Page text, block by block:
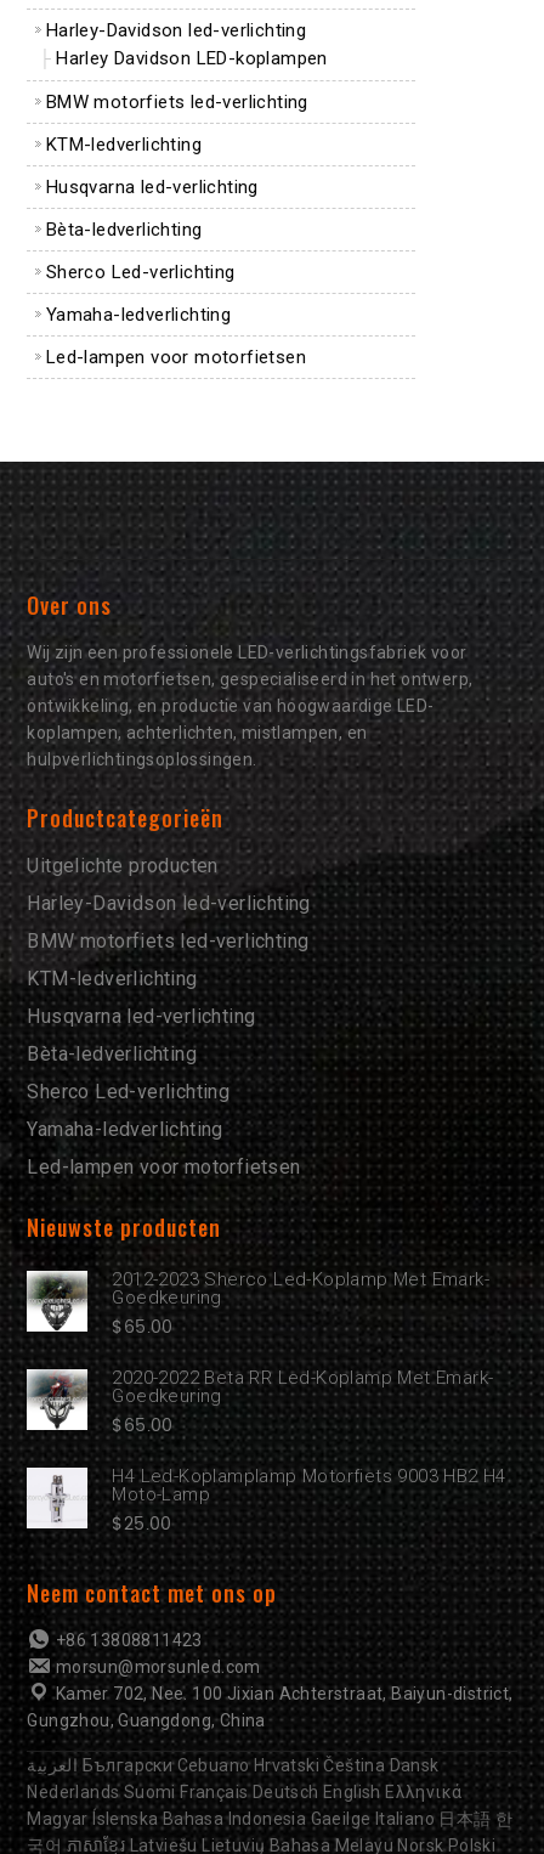
Harley-Davidson led-verlichting
Harley Davidson LED-koplampen
BMW motorfiets led-verlichting
KTM-ledverlichting
Husqvarna led-verlichting
Bèta-ledverlichting
Sherco Led-verlichting
Yamaha-ledverlichting
Led-lampen voor motorfietsen
Over ons
Wij zijn een professionele LED-verlichtingsfabriek voor
auto's en motorfietsen, gespecialiseerd in het ontwerp,
ontwikkeling, en productie van hoogwaardige LED-
koplampen, achterlichten, mistlampen, en
hulpverlichtingsoplossingen.
Productcategorieën
Uitgelichte producten
Harley-Davidson led-verlichting
BMW motorfiets led-verlichting
KTM-ledverlichting
Husqvarna led-verlichting
Bèta-ledverlichting
Sherco Led-verlichting
Yamaha-ledverlichting
Led-lampen voor motorfietsen
Nieuwste producten
2012-2023 Sherco Led-Koplamp Met Emark-
Goedkeuring
$65.00
2020-2022 Beta RR Led-Koplamp Met Emark-
Goedkeuring
$65.00
H4 Led-Koplamplamp Motorfiets 9003 HB2 H4
Moto-Lamp
$25.00
Neem contact met ons op
+86 13808811423
morsun@morsunled.com
Kamer 702, Nee. 100 Jixian Achterstraat, Baiyun-district,
Gungzhou, Guangdong, China
العربية Български Cebuano Hrvatski Čeština Dansk
Nederlands Suomi Français Deutsch English Ελληνικά
Magyar Íslenska Bahasa Indonesia Gaeilge Italiano 日本語 한
국어 ភាសាខ្មែរ Latviešu Lietuvių Bahasa Melayu Norsk Polski